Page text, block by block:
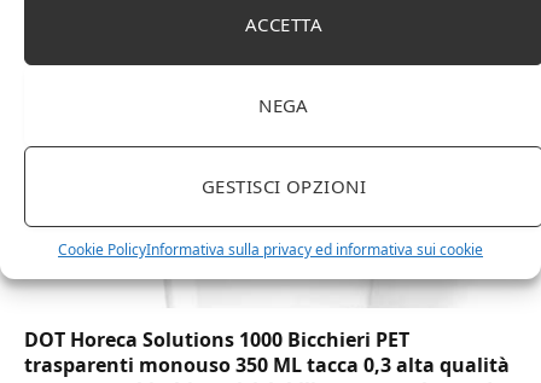
ACCETTA
NEGA
GESTISCI OPZIONI
Cookie PolicyInformativa sulla privacy ed informativa sui cookie
DOT Horeca Solutions 1000 Bicchieri PET
trasparenti monouso 350 ML tacca 0,3 alta qualità